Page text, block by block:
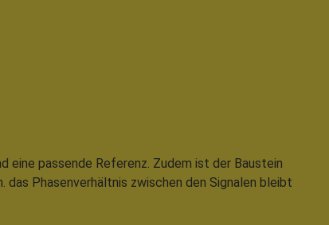
eine passende Referenz. Zudem ist der Baustein
Phasenverhältnis zwischen den Signalen bleibt